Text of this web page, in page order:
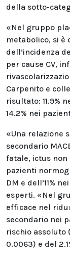
della sotto-
«Nel gruppo
metabolico, si è
dell’incidenza
per cause CV,
Carpenito e
risultato: 11.9%
14.2% nei
«Una relazione
secondario
fatale, ictus non
pazienti
DM e dell’11%
esperti. «Nel
efficace nel
secondario nei
rischio assoluto
0.0063) e del